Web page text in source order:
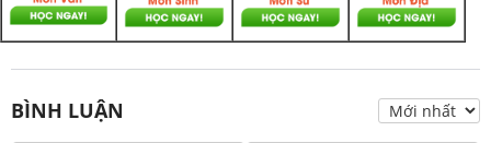
BÌNH LUẬN